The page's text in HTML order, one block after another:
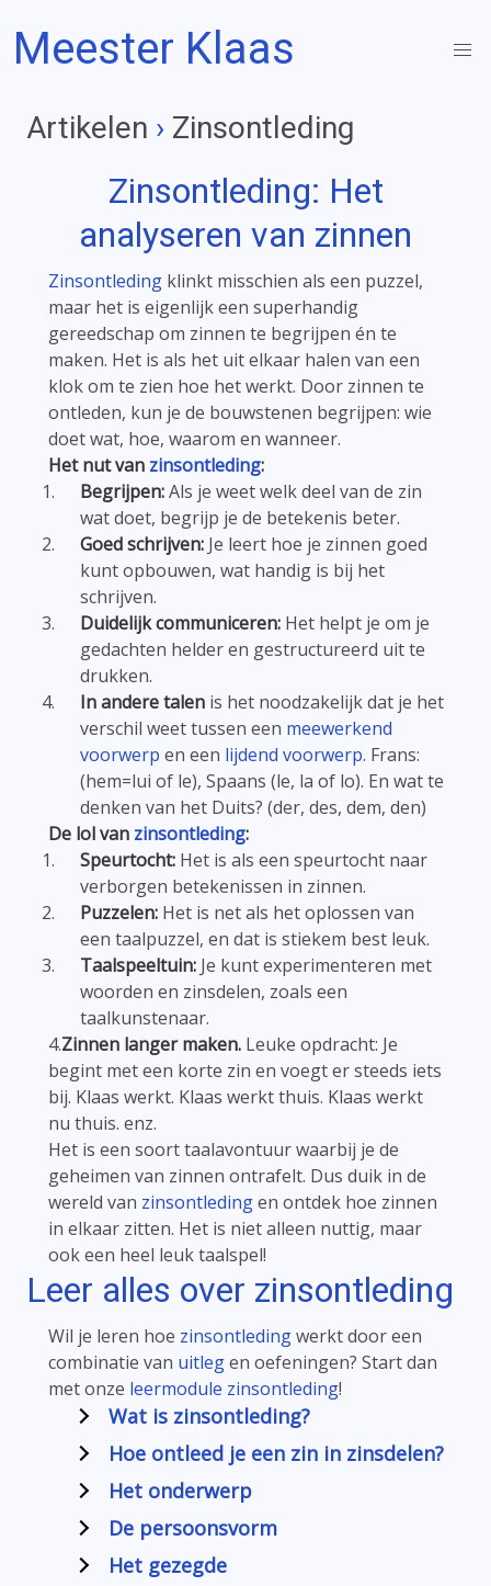
Meester Klaas
Artikelen › Zinsontleding
Zinsontleding: Het
analyseren van zinnen
Zinsontleding klinkt misschien als een puzzel,
maar het is eigenlijk een superhandig
gereedschap om zinnen te begrijpen én te
maken. Het is als het uit elkaar halen van een
klok om te zien hoe het werkt. Door zinnen te
ontleden, kun je de bouwstenen begrijpen: wie
doet wat, hoe, waarom en wanneer.
Het nut van zinsontleding:
Begrijpen:Als je weet welk deel van de zin
wat doet, begrijp je de betekenis beter.
Goed schrijven:Je leert hoe je zinnen goed
kunt opbouwen, wat handig is bij het
schrijven.
Duidelijk communiceren:Het helpt je om je
gedachten helder en gestructureerd uit te
drukken.
In andere talenis het noodzakelijk dat je het
verschil weet tussen een meewerkend
voorwerp en een lijdend voorwerp. Frans:
(hem=lui of le), Spaans (le, la of lo). En wat te
denken van het Duits? (der, des, dem, den)
De lol van zinsontleding:
Speurtocht:Het is als een speurtocht naar
verborgen betekenissen in zinnen.
Puzzelen:Het is net als het oplossen van
een taalpuzzel, en dat is stiekem best leuk.
Taalspeeltuin:Je kunt experimenteren met
woorden en zinsdelen, zoals een
taalkunstenaar.
4.Zinnen langer maken. Leuke opdracht: Je
begint met een korte zin en voegt er steeds iets
bij. Klaas werkt. Klaas werkt thuis. Klaas werkt
nu thuis. enz.
Het is een soort taalavontuur waarbij je de
geheimen van zinnen ontrafelt. Dus duik in de
wereld van zinsontledingen ontdek hoe zinnen
in elkaar zitten. Het is niet alleen nuttig, maar
ook een heel leuk taalspel!
Leer alles over zinsontleding
Wil je leren hoe zinsontledingwerkt door een
combinatie van uitlegen oefeningen? Start dan
met onze leermodule zinsontleding!
Wat is zinsontleding?
Hoe ontleed je een zin in zinsdelen?
Het onderwerp
De persoonsvorm
Het gezegde